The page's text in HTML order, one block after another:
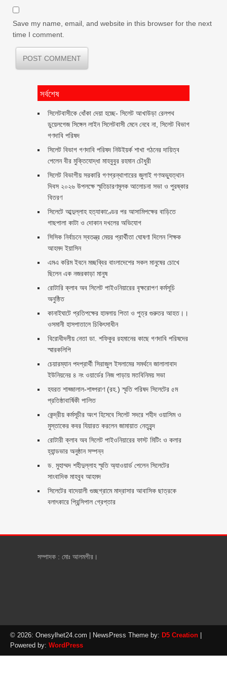
Save my name, email, and website in this browser for the next
time I comment.
সর্বশেষ
‎সিলেটবাসীকে ধোঁকা দেয়া হচ্ছে- সিলেট আখাউড়া রেলপথ
ডুয়েলগেজ সিঙ্গেল লাইন সিলেটবাসী মেনে নেবে না, সিলেট বিভাগ
গণদাবি পরিষদ
সিলেট বিভাগ গণদাবি পরিষদ নিউইয়র্ক শাখা গঠনের দায়িত্ব
পেলেন বীর মুক্তিযোদ্ধা মাহবুবুর রহমান চৌধুরী ‎ ‎
সিলেট বিভাগীয় সরকারি গণগ্রন্থাগারের জুলাই গণঅভ্যুত্থান
দিবস ২০২৬ উপলক্ষে স্মৃতিচারণমূলক আলোচনা সভা ও পুরষ্কার
বিতরণ ‎ ‎
সিলেটে আব্দুল্লাহ হত্যাকাণ্ডের পর আসামিপক্ষের বাড়িতে
গাছপালা কাটা ও দোকান দখলের অভিযোগ
সিসিক নির্বাচনে স্বতন্ত্র মেয়র প্রার্থীতা ঘোষণা দিলেন শিক্ষক
আহমদ ইয়াসিন
এমএ করিম ইবনে মচ্ছব্বির বাংলাদেশের সকল মানুষের চোখে
ছিলেন এক নজরকাড়া মানুষ ‎
রোটারি ক্লাব অব সিলেট পাইওনিয়ারের বৃক্ষরোপণ কর্মসূচি
অনুষ্ঠিত
কানাইঘাটে প্রতিপক্ষের হামলায় পিতা ও পুত্র গুরুতর আহত।।
ওসমানী হাসপাতালে চিকিৎসাধীন
বিরোধীদলীয় নেতা ডা. শফিকুর রহমানের কাছে গণদাবি পরিষদের
স্মারকলিপি ‎
চেয়ারম্যান পদপ্রার্থী সিরাজুল ইসলামের সমর্থনে জালালাবাদ
ইউনিয়নের ৪ নং ওয়ার্ডের নিজ পাড়ায় মতবিনিময় সভা
হযরত শাহ্জালাল-শাহ্পরাণ (রহ.) স্মৃতি পরিষদ সিলেটের ৫ম
প্রতিষ্ঠাবার্ষিকী পালিত ‎​
কেন্দ্রীয় কর্মসূচীর অংশ হিসেবে সিলেট সদরে শহীদ ওয়াসিম ও
মুস্তাকের কবর যিয়ারত করলেন জামায়াত নেতৃবৃন্দ ‎
রোটারী ক্লাব অব সিলেট পাইওনিয়ারের ফাস্ট মিটিং ও কলার
হ্যান্ডভার অনুষ্ঠান সম্পন্ন
ড. মুহাম্মদ শহীদুল্লাহ স্মৃতি অ্যাওয়ার্ড পেলেন সিলেটের
সাংবাদিক মাহবুব আহমদ
সিলেটের বাদেয়ালী গুচ্ছগ্রামে মাদ্রাসার আবাসিক ছাত্রকে
বলাৎকারে প্রিন্সিপাল গ্রেপ্তার ‎
সম্পাদক : মোঃ আলমগীর।
© 2026: Onesylhet24.com | NewsPress Theme by: D5 Creation
Powered by: WordPress